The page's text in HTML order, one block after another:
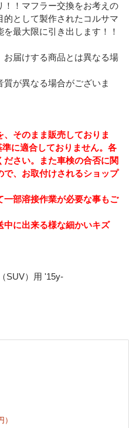
！マフラー交換をお考えの
として製作されたコルサマ
最大限に引き出します！！
届けする商品とは異なる場
が異なる場合がございま
、そのまま販売しておりま
に適合しておりません。各
さい。また車検の合否に関
、お取付けされるショップ
一部溶接作業が必要な事もご
中に出来る様な細かいキズ
SUV）用 '15y-
）